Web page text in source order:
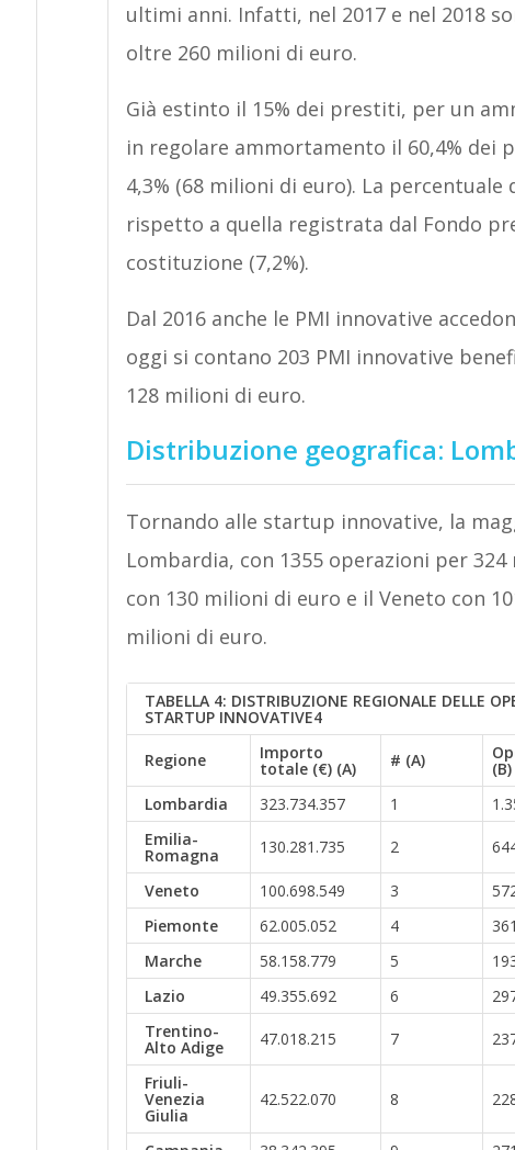
ultimi anni. Infatti, nel 2017 e nel 2018
oltre 260 milioni di euro.
Già estinto il 15% dei prestiti, per un
in regolare ammortamento il 60,4% dei
4,3% (68 milioni di euro). La
rispetto a quella registrata dal Fondo
costituzione (7,2%).
Dal 2016 anche le PMI innovative
oggi si contano 203 PMI innovative
128 milioni di euro.
Distribuzione geografica:
Tornando alle startup innovative, la
Lombardia, con 1355 operazioni per
con 130 milioni di euro e il Veneto con
milioni di euro.
TABELLA 4: DISTRIBUZIONE REGIONALE DELLE
STARTUP INNOVATIVE4
Regione Importo
totale (€) (A) # (A) (B)
Lombardia 323.734.357 1
Emilia-
Romagna 130.281.735 2
Veneto 100.698.549 3
Piemonte
62.005.052 4 361
Marche
58.158.779 5
Lazio
49.355.692 6
Trentino-
Alto Adige 47.018.215 7
Friuli-
Venezia
Giulia
42.522.070 8